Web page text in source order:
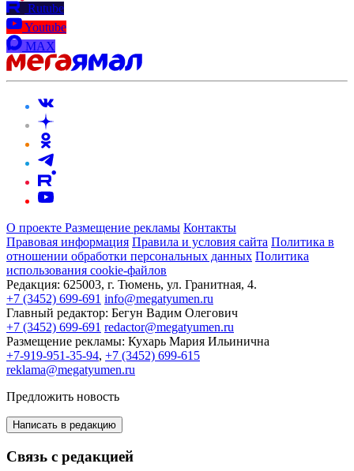
Rutube
Youtube
MAX
О проекте Размещение рекламы Контакты
Правовая информация Правила и условия сайта Политика в
отношении обработки персональных данных Политика
использования cookie-файлов
Редакция: 625003, г. Тюмень, ул. Гранитная, 4.
+7 (3452) 699-691 info@megatyumen.ru
Главный редактор: Бегун Вадим Олегович
+7 (3452) 699-691 redactor@megatyumen.ru
Размещение рекламы: Кухарь Мария Ильинична
+7-919-951-35-94, +7 (3452) 699-615
reklama@megatyumen.ru
Предложить новость
Написать в редакцию
Связь с редакцией